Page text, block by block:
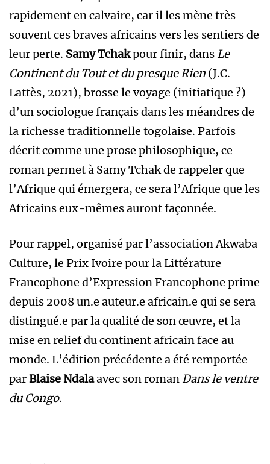
rapidement en calvaire, car il les mène très
souvent ces braves africains vers les sentiers de
leur perte. Samy Tchakpour finir, dans Le
Continent du Tout et du presque Rien (J.C.
Lattès, 2021), brosse le voyage (initiatique ?)
d’un sociologue français dans les méandres de
la richesse traditionnelle togolaise. Parfois
décrit comme une prose philosophique, ce
roman permet à Samy Tchak de rappeler que
l’Afrique qui émergera, ce sera l’Afrique que les
Africains eux-mêmes auront façonnée.
Pour rappel, organisé par l’association Akwaba
Culture, le Prix Ivoire pour la Littérature
Francophone d’Expression Francophone prime
depuis 2008 un.e auteur.e africain.e qui se sera
distingué.e par la qualité de son œuvre, et la
mise en relief du continent africain face au
monde. L’édition précédente a été remportée
parBlaise Ndalaavec son roman Dans le ventre
du Congo.